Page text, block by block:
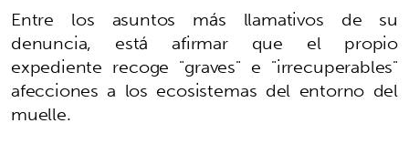
Entre los asuntos más llamativos de su
denuncia, está afirmar que el propio
expediente recoge "graves" e "irrecuperables"
afecciones a los ecosistemas del entorno del
muelle.